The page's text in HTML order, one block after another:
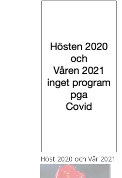
Höst 2020 och Vår 2021